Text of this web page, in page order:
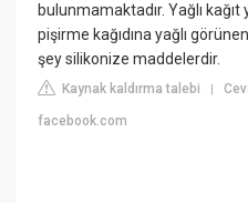
bulunmamaktadır. Yağlı
pişirme kağıdına yağlı
şey silikonize maddelerdir.
Kaynak kaldırma talebi |
facebook.com